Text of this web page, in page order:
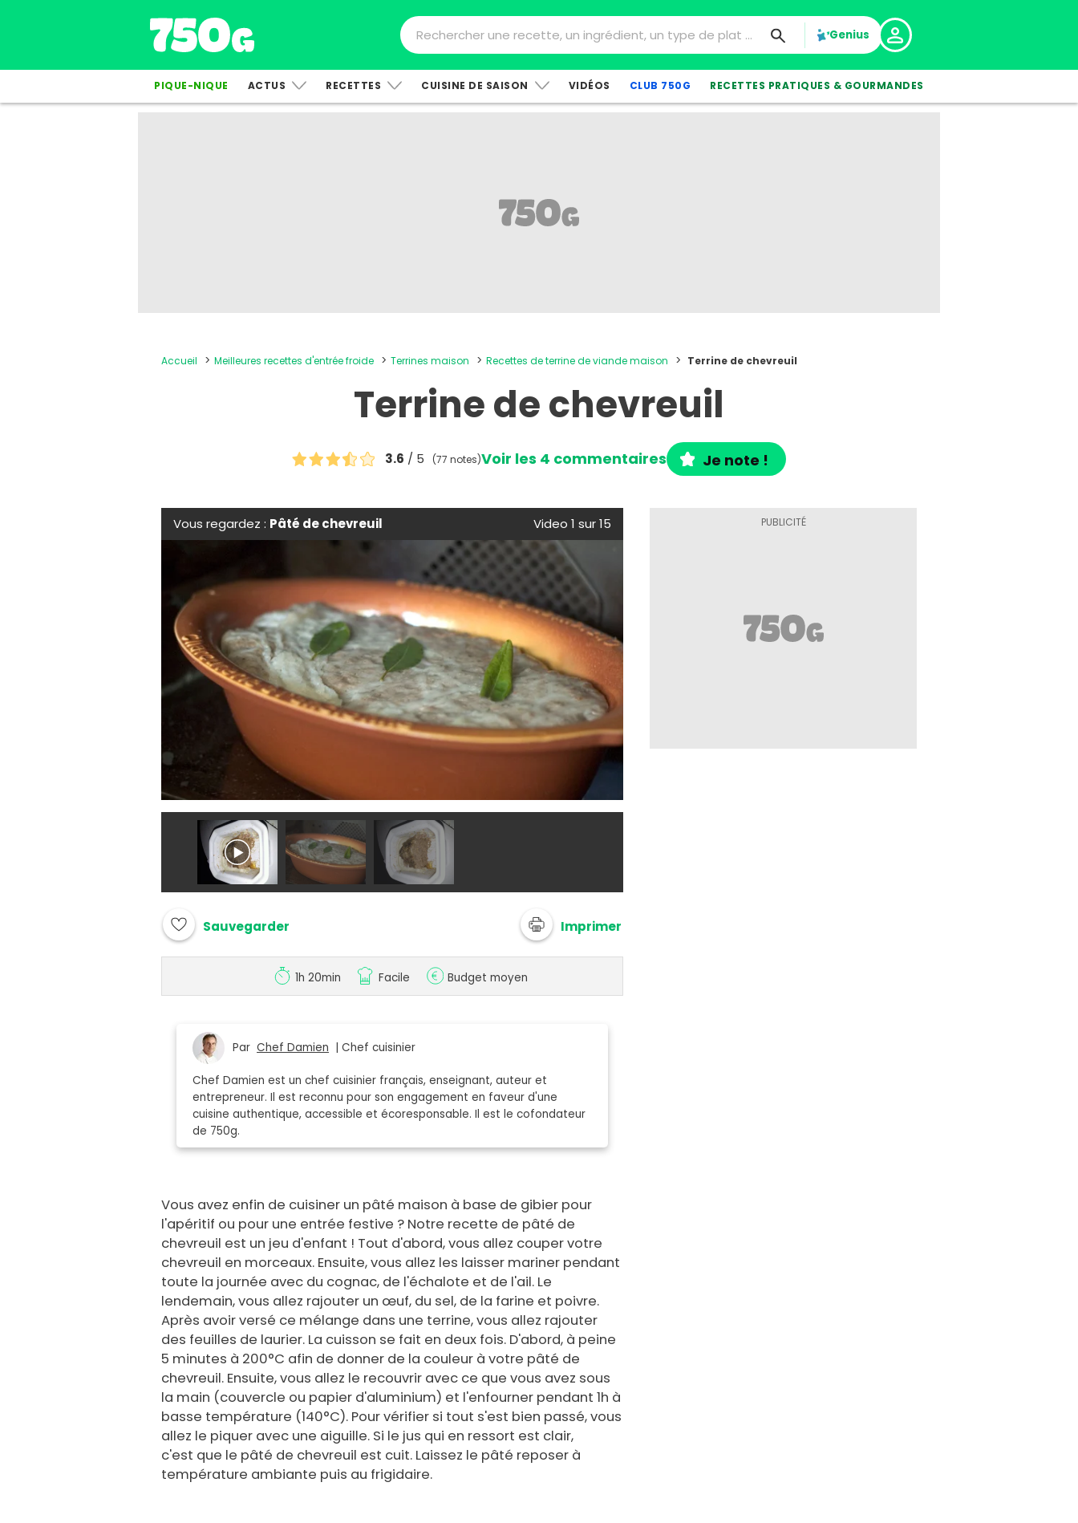
Genius
PIQUE-NIQUE ACTUS RECETTES CUISINE DE SAISON VIDÉOS CLUB 750G RECETTES PRATIQUES & GOURMANDES
Accueil Meilleures recettes d'entrée froide Terrines maison Recettes de terrine de viande maison Terrine de chevreuil
Terrine de chevreuil
3.6 / 5 (77 notes)Voir les 4 commentaires Je note !
Vous regardez : Pâté de chevreuil Video 1 sur 15
Sauvegarder Imprimer
1h 20min Facile Budget moyen
ParChef Damien | Chef cuisinier
Chef Damien est un chef cuisinier français, enseignant, auteur et
entrepreneur. Il est reconnu pour son engagement en faveur d'une
cuisine authentique, accessible et écoresponsable. Il est le cofondateur
de 750g.
Vous avez enfin de cuisiner un pâté maison à base de gibier pour
l'apéritif ou pour une entrée festive ? Notre recette de pâté de
chevreuil est un jeu d'enfant ! Tout d'abord, vous allez couper votre
chevreuil en morceaux. Ensuite, vous allez les laisser mariner pendant
toute la journée avec du cognac, de l'échalote et de l'ail. Le
lendemain, vous allez rajouter un œuf, du sel, de la farine et poivre.
Après avoir versé ce mélange dans une terrine, vous allez rajouter
des feuilles de laurier. La cuisson se fait en deux fois. D'abord, à peine
5 minutes à 200°C afin de donner de la couleur à votre pâté de
chevreuil. Ensuite, vous allez le recouvrir avec ce que vous avez sous
la main (couvercle ou papier d'aluminium) et l'enfourner pendant 1h à
basse température (140°C). Pour vérifier si tout s'est bien passé, vous
allez le piquer avec une aiguille. Si le jus qui en ressort est clair,
c'est que le pâté de chevreuil est cuit. Laissez le pâté reposer à
température ambiante puis au frigidaire.